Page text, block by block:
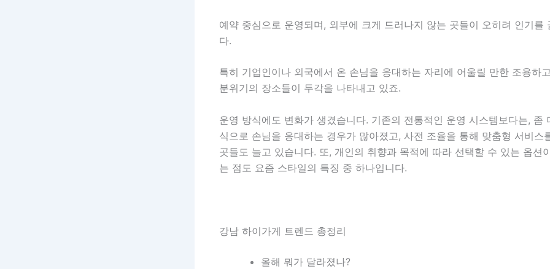
예약 중심으로 운영되며, 외부에 크게 드러나지 않는 곳들이 오히려 인기를
다.
특히 기업인이나 외국에서 온 손님을 응대하는 자리에 어울릴 만한 조용하
분위기의 장소들이 두각을 나타내고 있죠.
운영 방식에도 변화가 생겼습니다. 기존의 전통적인 운영 시스템보다는, 좀
식으로 손님을 응대하는 경우가 많아졌고, 사전 조율을 통해 맞춤형 서비스
곳들도 늘고 있습니다. 또, 개인의 취향과 목적에 따라 선택할 수 있는 옵션
는 점도 요즘 스타일의 특징 중 하나입니다.
강남 하이가게 트렌드 총정리
올해 뭐가 달라졌나?